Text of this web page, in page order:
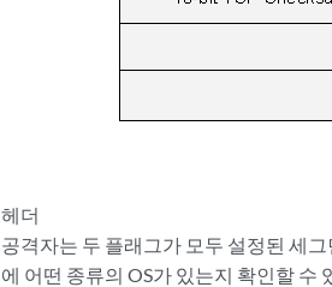
헤더
공격자는 두 플래그가 모두 설정된 세
에 어떤 종류의 OS가 있는지 확인할 수